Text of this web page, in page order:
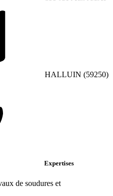
HALLUIN (59250)
Expertises
de soudures et